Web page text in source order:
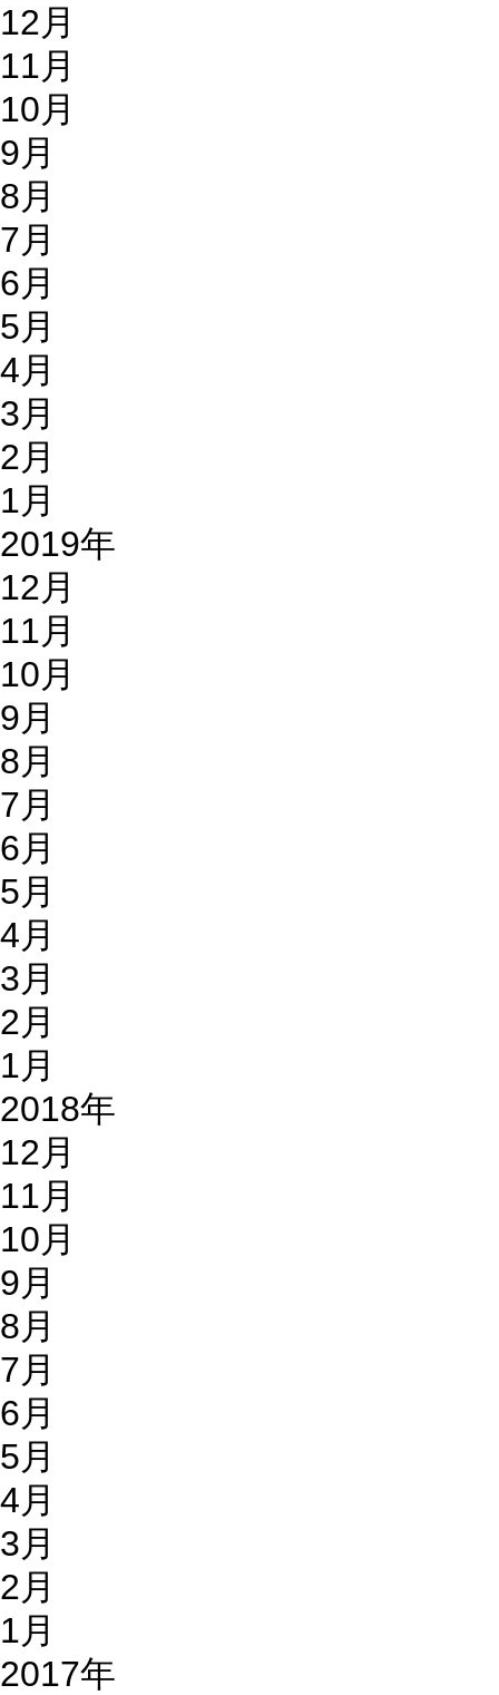
12月
11月
10月
9月
8月
7月
6月
5月
4月
3月
2月
1月
2019年
12月
11月
10月
9月
8月
7月
6月
5月
4月
3月
2月
1月
2018年
12月
11月
10月
9月
8月
7月
6月
5月
4月
3月
2月
1月
2017年